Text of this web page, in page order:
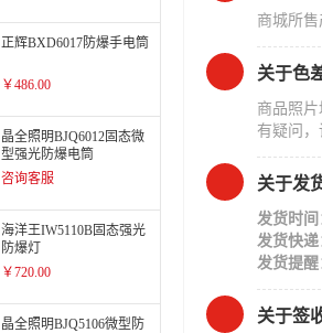
正辉BXD6017防爆手电筒
￥486.00
晶全照明BJQ6012固态微
型强光防爆电筒
咨询客服
海洋王IW5110B固态强光
防爆灯
￥720.00
晶全照明BJQ5106微型防
商城所
关于色
商品照
有疑问
关于发
发货时间
发货快递
发货提醒
关于签